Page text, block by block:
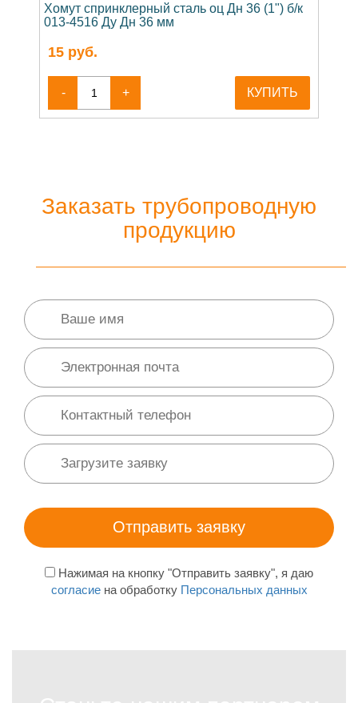
Хомут спринклерный сталь оц Дн 36 (1") б/к
013-4516 Ду Дн 36 мм
15 руб.
- + КУПИТЬ
Заказать трубопроводную
продукцию
Нажимая на кнопку "Отправить заявку", я даю
согласиена обработку Персональных данных